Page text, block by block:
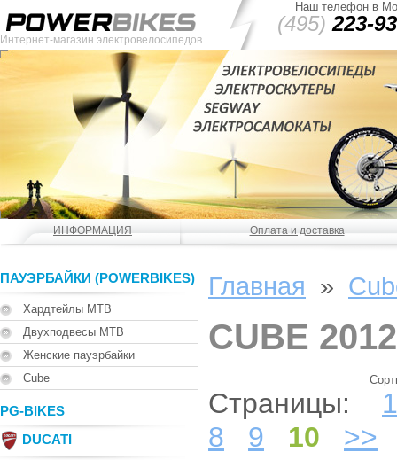
Интернет-магазин электровелосипедов
Наш телефон в
(495) 223-
ИНФОРМАЦИЯ Оплата и доставка
ПАУЭРБАЙКИ (POWERBIKES)
Хардтейлы MTB
Двухподвесы MTB
Женские пауэрбайки
Cube
PG-BIKES
DUCATI
Главная »
CUBE 2012
Страницы: 1
8
9 10 >>